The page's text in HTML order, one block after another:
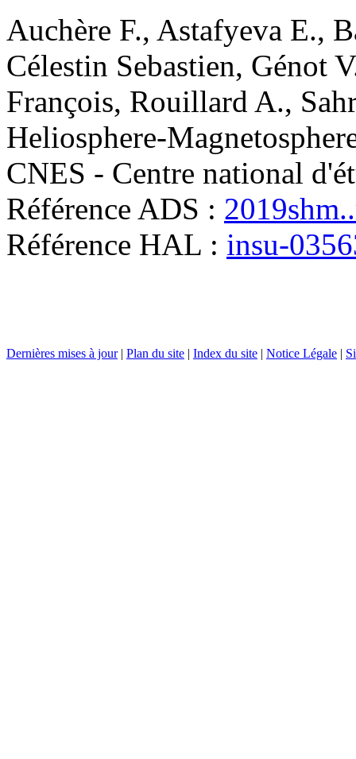
Auchère F., Astafyeva E.,
Célestin Sebastien, Génot
François, Rouillard A.,
Heliosphere-
CNES - Centre national
Référence ADS :
Référence HAL : insu-
Dernières mises à jour| Plan du site | Index du site | Notice Légale |